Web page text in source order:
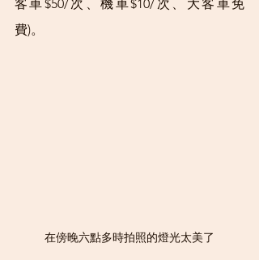
客車$50/次、機車$10/次、大客車免
費)。
在傍晚六點多時拍照的燈光太美了